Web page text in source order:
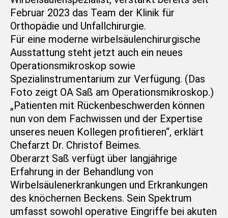
Februar 2023 das Team der Klinik für
Orthopädie und Unfallchirurgie.
Für eine moderne wirbelsäulenchirurgische
Ausstattung steht jetzt auch ein neues
Operationsmikroskop sowie
Spezialinstrumentarium zur Verfügung. (Das
Foto zeigt OA Saß am Operationsmikroskop.)
„Patienten mit Rückenbeschwerden können
nun von dem Fachwissen und der Expertise
unseres neuen Kollegen profitieren“, erklärt
Chefarzt Dr. Christof Beimes.
Oberarzt Saß verfügt über langjährige
Erfahrung in der Behandlung von
Wirbelsäulenerkrankungen und Erkrankungen
des knöchernen Beckens. Sein Spektrum
umfasst sowohl operative Eingriffe bei akuten